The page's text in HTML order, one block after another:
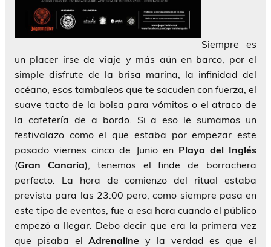
Siempre es
un placer irse de viaje y más aún en barco, por el
simple disfrute de la brisa marina, la infinidad del
océano, esos tambaleos que te sacuden con fuerza, el
suave tacto de la bolsa para vómitos o el atraco de
la cafetería de a bordo. Si a eso le sumamos un
festivalazo como el que estaba por empezar este
pasado viernes cinco de Junio en Playa del Inglés
(Gran Canaria), tenemos el finde de borrachera
perfecto. La hora de comienzo del ritual estaba
prevista para las 23:00 pero, como siempre pasa en
este tipo de eventos, fue a esa hora cuando el público
empezó a llegar. Debo decir que era la primera vez
que pisaba elAdrenaline y la verdad es que el